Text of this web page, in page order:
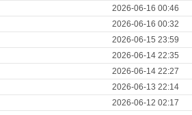
2026-06-16 00:46
2026-06-16 00:32
2026-06-15 23:59
2026-06-14 22:35
2026-06-14 22:27
2026-06-13 22:14
2026-06-12 02:17